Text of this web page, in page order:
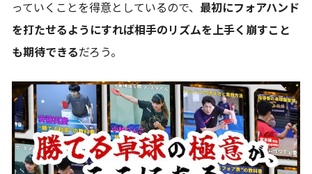
っていくことを得意としているので、 最初にフォアハンド
を打たせるようにすれば相手のリズムを上手く崩すこと
も期待できるだろう。